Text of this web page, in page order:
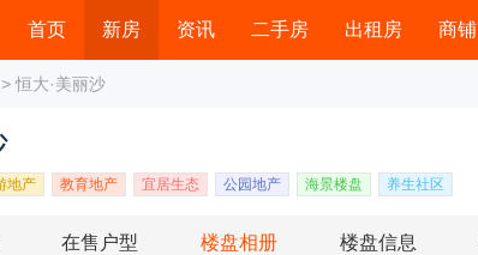
首页 新房 资讯 二手房 出租房 商铺
> 恒大·美丽沙
地产 教育地产 宜居生态 公园地产 海景楼盘 养生社区
在售户型 楼盘相册 楼盘信息